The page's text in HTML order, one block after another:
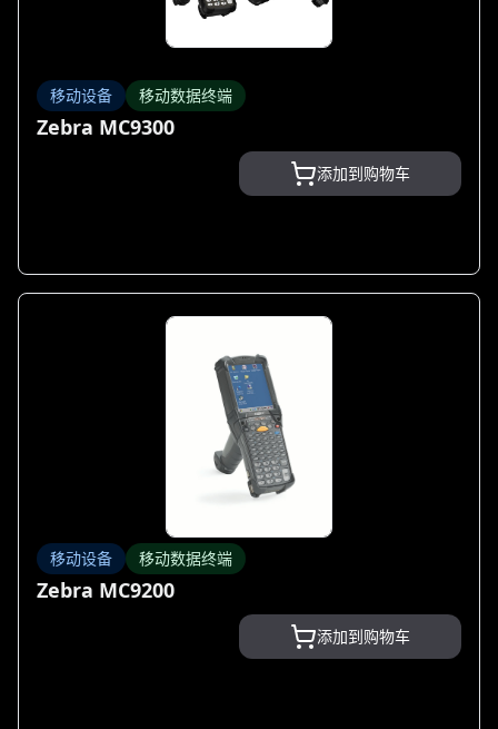
移动设备 移动数据终端
Zebra MC9300
添加到购物车
移动设备 移动数据终端
Zebra MC9200
添加到购物车